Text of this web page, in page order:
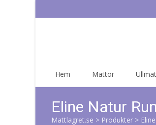
Hem Mattor
Eline Natur
Mattlagret.se > Produkter >